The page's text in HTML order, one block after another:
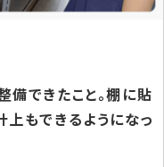
備できたこと。棚に貼
もできるようになっ